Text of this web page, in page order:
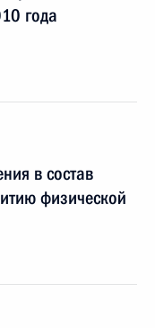
года
в состав
физической